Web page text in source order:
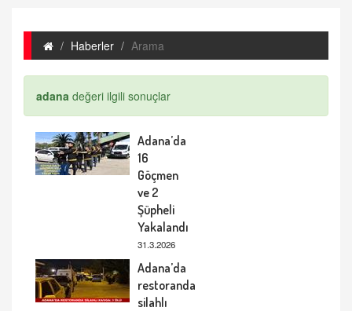
Haberler Arama
adana değeri ilgili sonuçlar
Adana’da
16
Göçmen
ve 2
Şüpheli
Yakalandı
31.3.2026
Adana’da
restoranda
silahlı